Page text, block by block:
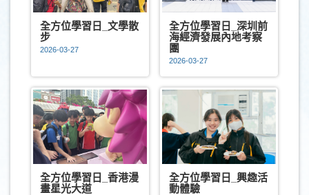
全方位學習日_文學散
步
2026-03-27
全方位學習日_深圳前
海經濟發展內地考察
團
2026-03-27
全方位學習日_香港漫
畫星光大道
全方位學習日_興趣活
動體驗